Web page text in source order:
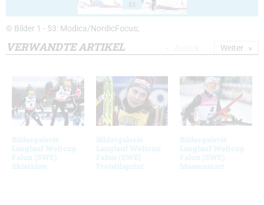
53
© Bilder 1 - 53: Modica/NordicFocus;
VERWANDTE ARTIKEL
Bildergalerie
Langlauf Weltcup
Falun (SWE)
Skiathlon
Bildergalerie
Langlauf Weltcup
Falun (SWE)
Freistilsprint
Bildergalerie
Langlauf Weltcup
Falun (SWE)
Massenstart
Weiter